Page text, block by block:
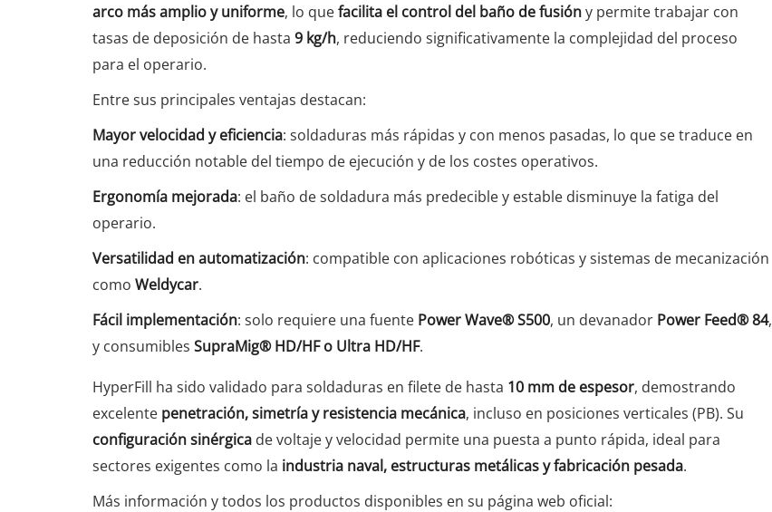
arco más amplio y uniforme, lo quefacilita el control del baño de fusióny permite trabajar con
tasas de deposición de hasta 9 kg/h, reduciendo significativamente la complejidad del proceso
para el operario.
Entre sus principales ventajas destacan:
Mayor velocidad y eficiencia: soldaduras más rápidas y con menos pasadas, lo que se traduce en
una reducción notable del tiempo de ejecución y de los costes operativos.
Ergonomía mejorada: el baño de soldadura más predecible y estable disminuye la fatiga del
operario.
Versatilidad en automatización: compatible con aplicaciones robóticas y sistemas de mecanización
como Weldycar.
Fácil implementación: solo requiere una fuente Power Wave® S500, un devanador Power Feed® 84,
y consumibles SupraMig® HD/HF o Ultra HD/HF.
HyperFill ha sido validado para soldaduras en filete de hasta 10 mm de espesor, demostrando
excelente penetración, simetría y resistencia mecánica, incluso en posiciones verticales (PB). Su
configuración sinérgica de voltaje y velocidad permite una puesta a punto rápida, ideal para
sectores exigentes como la industria naval, estructuras metálicas y fabricación pesada.
Más información y todos los productos disponibles en su página web oficial: